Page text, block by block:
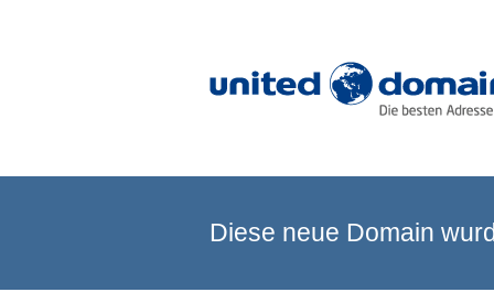
Diese neue Domain